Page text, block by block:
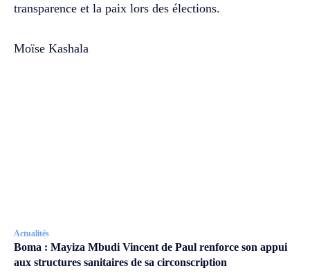
transparence et la paix lors des élections.
Moïse Kashala
Actualités
Boma : Mayiza Mbudi Vincent de Paul renforce son appui
aux structures sanitaires de sa circonscription